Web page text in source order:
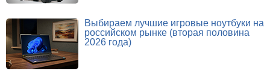
Выбираем лучшие игровые ноутбуки на
российском рынке (вторая половина
2026 года)